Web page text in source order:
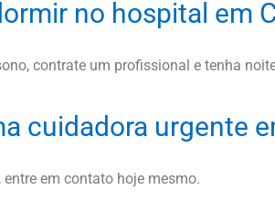
no hospital em
contrate um profissional e tenha
cuidadora urgente
em contato hoje mesmo.